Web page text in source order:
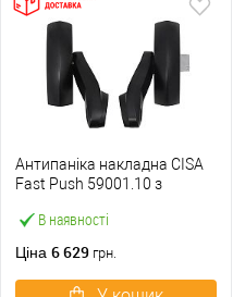
В наявності
Антипаніка накладна CISA
Fast Push 59001.10 з
Ціна 6 629 грн.